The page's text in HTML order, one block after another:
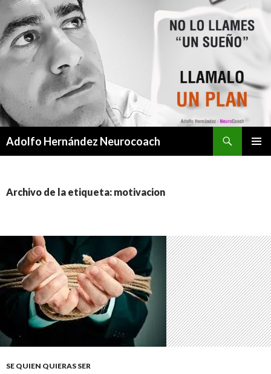
Adolfo Hernández Neurocoach
Archivo de la etiqueta: motivacion
SE QUIEN QUIERAS SER